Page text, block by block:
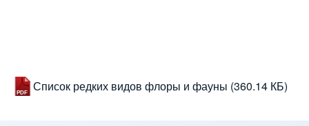
Список редких видов флоры и фауны (360.14 КБ)